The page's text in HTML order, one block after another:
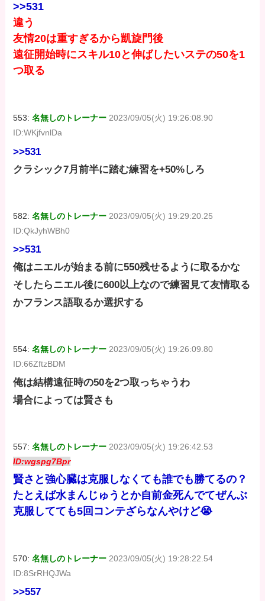
>>531
違う
友情20は重すぎるから凱旋門後
遠征開始時にスキル10と伸ばしたいステの50を1
つ取る
553:名無しのトレーナー 2023/09/05(火) 19:26:08.90
ID:WKjfvnlDa
>>531
クラシック7月前半に踏む練習を+50%しろ
582:名無しのトレーナー 2023/09/05(火) 19:29:20.25
ID:QkJyhWBh0
>>531
俺はニエルが始まる前に550残せるように取るかな
そしたらニエル後に600以上なので練習見て友情取る
かフランス語取るか選択する
554:名無しのトレーナー 2023/09/05(火) 19:26:09.80
ID:66ZftzBDM
俺は結構遠征時の50を2つ取っちゃうわ
場合によっては賢さも
557:名無しのトレーナー 2023/09/05(火) 19:26:42.53
ID:wgspg7Bpr
賢さと強心臓は克服しなくても誰でも勝てるの？
たとえば水まんじゅうとか自前金死んでてぜんぶ
克服してても5回コンテざらなんやけど😭
570:名無しのトレーナー 2023/09/05(火) 19:28:22.54
ID:8SrRHQJWa
>>557